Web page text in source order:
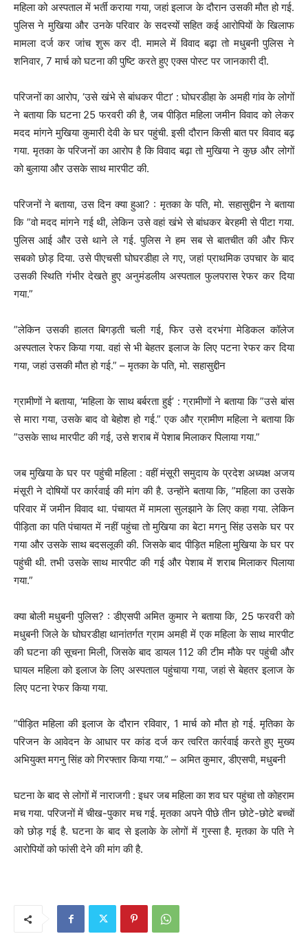
महिला को अस्पताल में भर्ती कराया गया, जहां इलाज के दौरान उसकी मौत हो गई.
पुलिस ने मुखिया और उनके परिवार के सदस्यों सहित कई आरोपियों के खिलाफ
मामला दर्ज कर जांच शुरू कर दी. मामले में विवाद बढ़ा तो मधुबनी पुलिस ने
शनिवार, 7 मार्च को घटना की पुष्टि करते हुए एक्स पोस्ट पर जानकारी दी.
परिजनों का आरोप, ‘उसे खंभे से बांधकर पीटा’ : घोघरडीहा के अमही गांव के लोगों
ने बताया कि घटना 25 फरवरी की है, जब पीड़ित महिला जमीन विवाद को लेकर
मदद मांगने मुखिया कुमारी देवी के घर पहुंची. इसी दौरान किसी बात पर विवाद बढ़
गया. मृतका के परिजनों का आरोप है कि विवाद बढ़ा तो मुखिया ने कुछ और लोगों
को बुलाया और उसके साथ मारपीट की.
परिजनों ने बताया, उस दिन क्या हुआ? : मृतका के पति, मो. सहासुद्दीन ने बताया
कि ”वो मदद मांगने गई थी, लेकिन उसे वहां खंभे से बांधकर बेरहमी से पीटा गया.
पुलिस आई और उसे थाने ले गई. पुलिस ने हम सब से बातचीत की और फिर
सबको छोड़ दिया. उसे पीएचसी घोघरडीहा ले गए, जहां प्राथमिक उपचार के बाद
उसकी स्थिति गंभीर देखते हुए अनुमंडलीय अस्पताल फुलपरास रेफर कर दिया
गया.”
”लेकिन उसकी हालत बिगड़ती चली गई, फिर उसे दरभंगा मेडिकल कॉलेज
अस्पताल रेफर किया गया. वहां से भी बेहतर इलाज के लिए पटना रेफर कर दिया
गया, जहां उसकी मौत हो गई.” – मृतका के पति, मो. सहासुद्दीन
ग्रामीणों ने बताया, ‘महिला के साथ बर्बरता हुई’ : ग्रामीणों ने बताया कि ”उसे बांस
से मारा गया, उसके बाद वो बेहोश हो गई.” एक और ग्रामीण महिला ने बताया कि
”उसके साथ मारपीट की गई, उसे शराब में पेशाब मिलाकर पिलाया गया.”
जब मुखिया के घर पर पहुंची महिला : वहीं मंसूरी समुदाय के प्रदेश अध्यक्ष अजय
मंसूरी ने दोषियों पर कार्रवाई की मांग की है. उन्होंने बताया कि, ”महिला का उसके
परिवार में जमीन विवाद था. पंचायत में मामला सुलझाने के लिए कहा गया. लेकिन
पीड़िता का पति पंचायत में नहीं पहुंचा तो मुखिया का बेटा मगनु सिंह उसके घर पर
गया और उसके साथ बदसलूकी की. जिसके बाद पीड़ित महिला मुखिया के घर पर
पहुंची थी. तभी उसके साथ मारपीट की गई और पेशाब में शराब मिलाकर पिलाया
गया.”
क्या बोली मधुबनी पुलिस? : डीएसपी अमित कुमार ने बताया कि, 25 फरवरी को
मधुबनी जिले के घोघरडीहा थानांतर्गत ग्राम अमही में एक महिला के साथ मारपीट
की घटना की सूचना मिली, जिसके बाद डायल 112 की टीम मौके पर पहुंची और
घायल महिला को इलाज के लिए अस्पताल पहुंचाया गया, जहां से बेहतर इलाज के
लिए पटना रेफर किया गया.
”पीड़ित महिला की इलाज के दौरान रविवार, 1 मार्च को मौत हो गई. मृतिका के
परिजन के आवेदन के आधार पर कांड दर्ज कर त्वरित कार्रवाई करते हुए मुख्य
अभियुक्त मगनु सिंह को गिरफ्तार किया गया.” – अमित कुमार, डीएसपी, मधुबनी
घटना के बाद से लोगों में नाराजगी : इधर जब महिला का शव घर पहुंचा तो कोहराम
मच गया. परिजनों में चीख-पुकार मच गई. मृतका अपने पीछे तीन छोटे-छोटे बच्चों
को छोड़ गई है. घटना के बाद से इलाके के लोगों में गुस्सा है. मृतका के पति ने
आरोपियों को फांसी देने की मांग की है.